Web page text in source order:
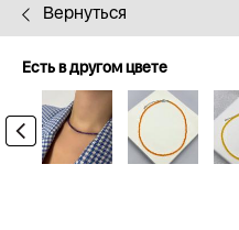
Вернуться
Есть в другом цвете